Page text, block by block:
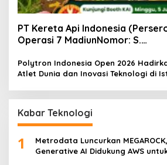
PT Kereta Api Indonesia
Operasi 7 MadiunNomor: S.
Polytron Indonesia Open 2026
Atlet Dunia dan Inovasi Teknologi di
Kabar Teknologi
1
Metrodata Luncurkan
Generative AI Didukung AWS